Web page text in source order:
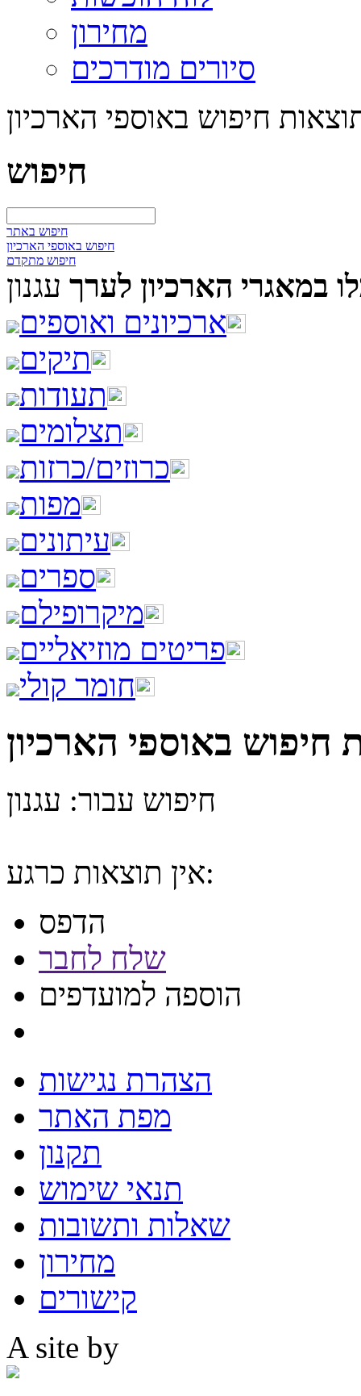
מחירון
סיורים מודרכים
חיפוש באוספי הארכיון
חיפוש
חיפוש באתר
חיפוש באוספי הארכיון
חיפוש מתקדם
במאגרי הארכיון לערך עגנון
ארכיונים ואוספים
תיקים
תעודות
תצלומים
כרוזים/כרזות
מפות
עיתונים
ספרים
מיקרופילם
פריטים מוזיאליים
חומר קולי
חיפוש באוספי הארכיון
חיפוש עבור: עגנון
אין תוצאות כרגע:
הדפס
שלח לחבר
הוספה למועדפים
הצהרת נגישות
מפת האתר
תקנון
תנאי שימוש
שאלות ותשובות
מחירון
קישורים
A site by